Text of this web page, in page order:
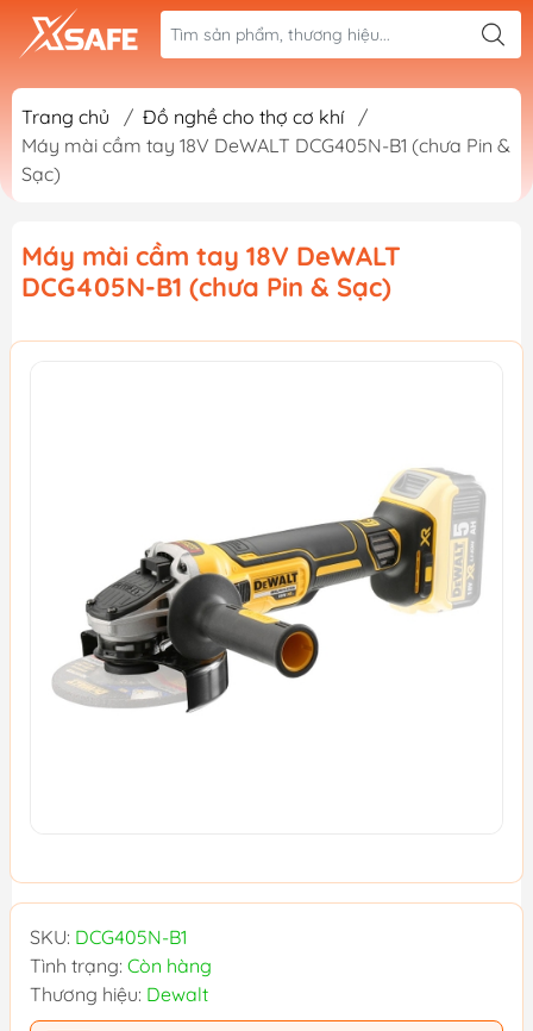
Trang chủ / Đồ nghề cho thợ cơ khí
/
Máy mài cầm tay 18V DeWALT DCG405N-B1 (chưa Pin &
Sạc)
Máy mài cầm tay 18V DeWALT
DCG405N-B1 (chưa Pin & Sạc)
SKU: DCG405N-B1
Tình trạng: Còn hàng
Thương hiệu: Dewalt